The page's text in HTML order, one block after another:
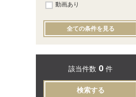
動画あり
全ての条件を見る
該当件数 0 件
検索する